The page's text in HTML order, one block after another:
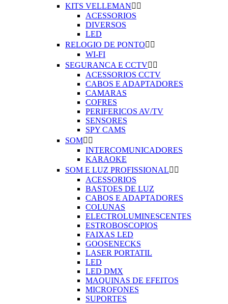
KITS VELLEMAN 
ACESSORIOS
DIVERSOS
LED
RELOGIO DE PONTO 
WI-FI
SEGURANCA E CCTV 
ACESSORIOS CCTV
CABOS E ADAPTADORES
CAMARAS
COFRES
PERIFERICOS AV/TV
SENSORES
SPY CAMS
SOM 
INTERCOMUNICADORES
KARAOKE
SOM E LUZ PROFISSIONAL 
ACESSORIOS
BASTOES DE LUZ
CABOS E ADAPTADORES
COLUNAS
ELECTROLUMINESCENTES
ESTROBOSCOPIOS
FAIXAS LED
GOOSENECKS
LASER PORTATIL
LED
LED DMX
MAQUINAS DE EFEITOS
MICROFONES
SUPORTES